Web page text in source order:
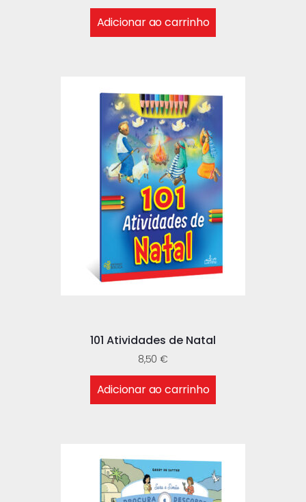
Adicionar ao carrinho
101 Atividades de Natal
8,50€
Adicionar ao carrinho